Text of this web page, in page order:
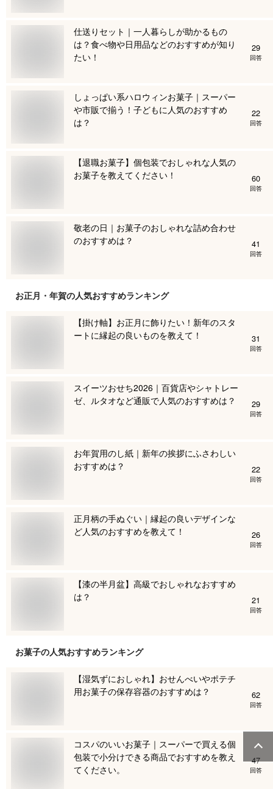
仕送りセット｜一人暮らしが助かるもの
は？食べ物や日用品などのおすすめが知り
たい！
29
回答
しょっぱい系ハロウィンお菓子｜スーパー
や市販で揃う！子どもに人気のおすすめ
は？
22
回答
【退職お菓子】個包装でおしゃれな人気の
お菓子を教えてください！
60
回答
敬老の日｜お菓子のおしゃれな詰め合わせ
のおすすめは？
41
回答
お正月・年賀の人気おすすめランキング
【掛け軸】お正月に飾りたい！新年のスタ
ートに縁起の良いものを教えて！
31
回答
スイーツおせち2026｜百貨店やシャトレー
ゼ、ルタオなど通販で人気のおすすめは？
29
回答
お年賀用のし紙｜新年の挨拶にふさわしい
おすすめは？
22
回答
正月柄の手ぬぐい｜縁起の良いデザインな
ど人気のおすすめを教えて！
26
回答
【漆の半月盆】高級でおしゃれなおすすめ
は？
21
回答
お菓子の人気おすすめランキング
【湿気ずにおしゃれ】おせんべいやポテチ
用お菓子の保存容器のおすすめは？
62
回答
コスパのいいお菓子｜スーパーで買える個
包装で小分けできる商品でおすすめを教え
てください。
47
回答